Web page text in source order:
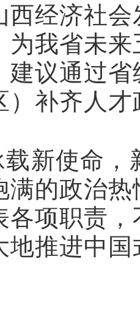
西经济社
为我省未
建议通过
）补齐人
载新使命
满的政治
各项职责
地推进中